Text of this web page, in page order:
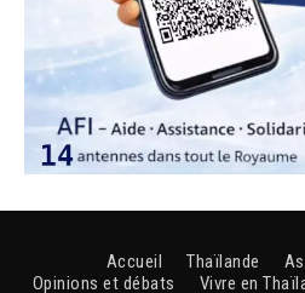
Accueil Thaïlande
Opinions et débats
Vivre en